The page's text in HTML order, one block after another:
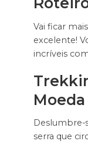
Vai ficar
excelente!
incríveis
Moeda
Deslumbre-
serra que